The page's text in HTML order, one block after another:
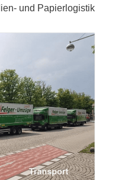
und Papierlogistik